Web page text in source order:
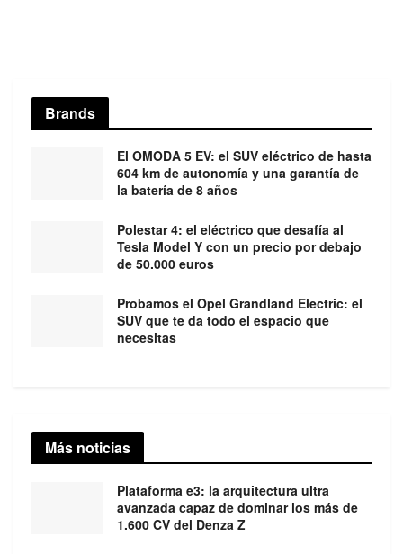
Brands
El OMODA 5 EV: el SUV eléctrico de hasta
604 km de autonomía y una garantía de
la batería de 8 años
Polestar 4: el eléctrico que desafía al
Tesla Model Y con un precio por debajo
de 50.000 euros
Probamos el Opel Grandland Electric: el
SUV que te da todo el espacio que
necesitas
Más noticias
Plataforma e3: la arquitectura ultra
avanzada capaz de dominar los más de
1.600 CV del Denza Z